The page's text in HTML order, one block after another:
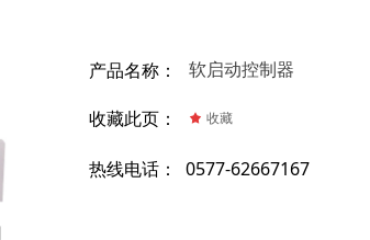
软启动控制器
产品名称：
끄 收藏
收藏此页：
热线电话： 0577-62667167